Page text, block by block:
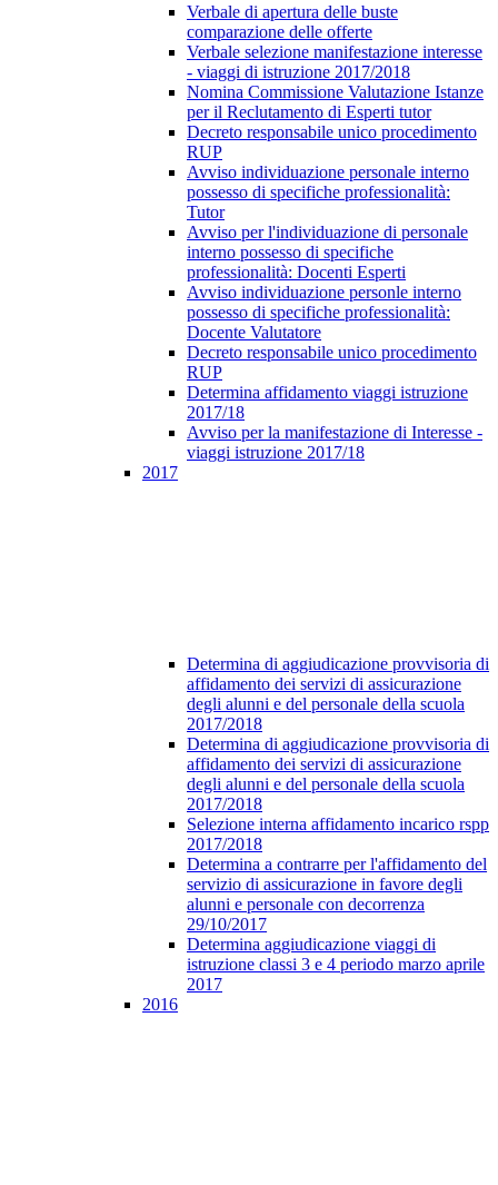
Verbale di apertura delle buste
comparazione delle offerte
Verbale selezione manifestazione interesse
- viaggi di istruzione 2017/2018
Nomina Commissione Valutazione Istanze
per il Reclutamento di Esperti tutor
Decreto responsabile unico procedimento
RUP
Avviso individuazione personale interno
possesso di specifiche professionalità:
Tutor
Avviso per l'individuazione di personale
interno possesso di specifiche
professionalità: Docenti Esperti
Avviso individuazione personle interno
possesso di specifiche professionalità:
Docente Valutatore
Decreto responsabile unico procedimento
RUP
Determina affidamento viaggi istruzione
2017/18
Avviso per la manifestazione di Interesse -
viaggi istruzione 2017/18
2017
Determina di aggiudicazione provvisoria di
affidamento dei servizi di assicurazione
degli alunni e del personale della scuola
2017/2018
Determina di aggiudicazione provvisoria di
affidamento dei servizi di assicurazione
degli alunni e del personale della scuola
2017/2018
Selezione interna affidamento incarico rspp
2017/2018
Determina a contrarre per l'affidamento del
servizio di assicurazione in favore degli
alunni e personale con decorrenza
29/10/2017
Determina aggiudicazione viaggi di
istruzione classi 3 e 4 periodo marzo aprile
2017
2016